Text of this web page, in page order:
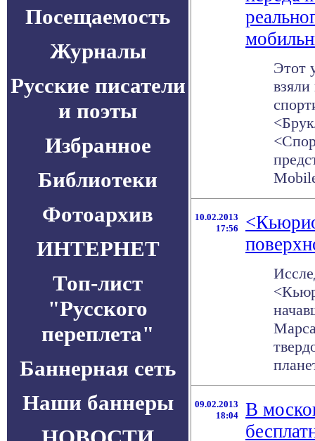
Посещаемость
Журналы
Русские писатели
и поэты
Избранное
Библиотеки
Фотоархив
ИНТЕРНЕТ
Топ-лист
"Русского
переплета"
Баннерная сеть
Наши баннеры
Этот
10.02.2013
17:56
09.02.2013
18:04
В